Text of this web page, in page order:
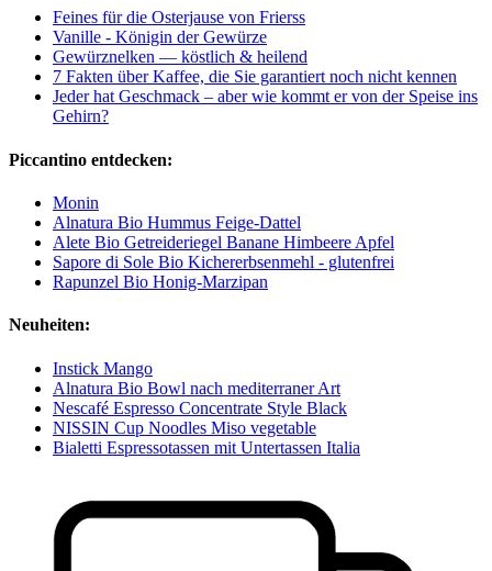
Feines für die Osterjause von Frierss
Vanille - Königin der Gewürze
Gewürznelken — köstlich & heilend
7 Fakten über Kaffee, die Sie garantiert noch nicht kennen
Jeder hat Geschmack – aber wie kommt er von der Speise ins
Gehirn?
Piccantino entdecken:
Monin
Alnatura Bio Hummus Feige-Dattel
Alete Bio Getreideriegel Banane Himbeere Apfel
Sapore di Sole Bio Kichererbsenmehl - glutenfrei
Rapunzel Bio Honig-Marzipan
Neuheiten:
Instick Mango
Alnatura Bio Bowl nach mediterraner Art
Nescafé Espresso Concentrate Style Black
NISSIN Cup Noodles Miso vegetable
Bialetti Espressotassen mit Untertassen Italia